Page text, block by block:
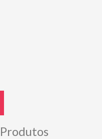
Produtos